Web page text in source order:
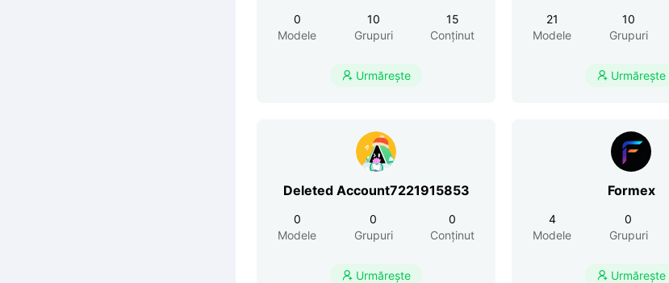
0
Modele
10
Grupuri
15
Conținut
 Urmărește
21
Modele
10
Grupuri
 Urmărește
Deleted Account7221915853
0
Modele
0
Grupuri
0
Conținut
 Urmărește
Formex
4
Modele
0
Grupuri
 Urmărește